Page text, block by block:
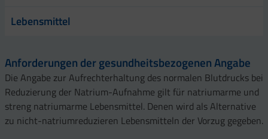
Lebensmittel
Anforderungen der gesundheitsbezogenen Angabe
Die Angabe zur Aufrechterhaltung des normalen Blutdrucks bei
Reduzierung der Natrium-Aufnahme gilt für natriumarme und
streng natriumarme Lebensmittel. Denen wird als Alternative
zu nicht-natriumreduzieren Lebensmitteln der Vorzug gegeben.